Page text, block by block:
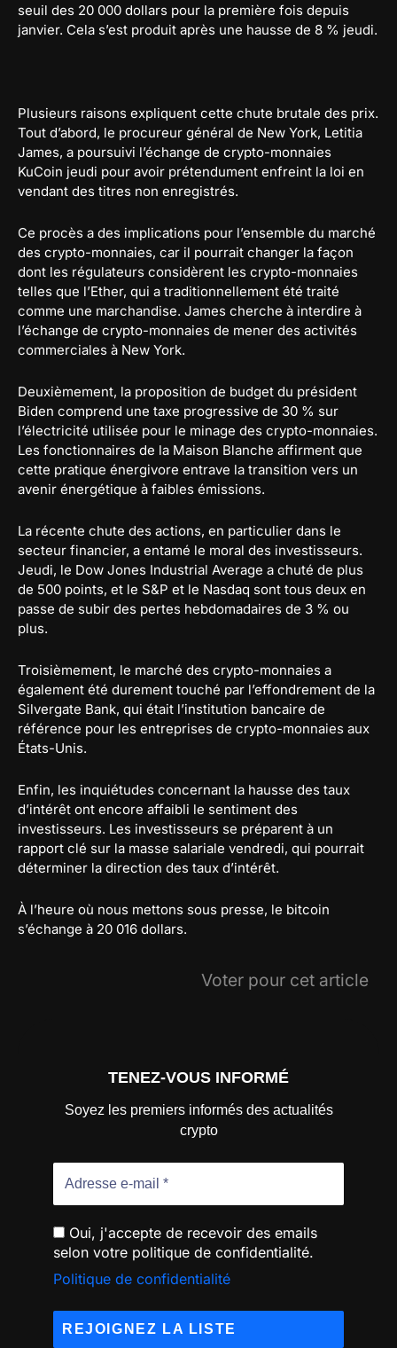
seuil des 20 000 dollars pour la première fois depuis
janvier. Cela s’est produit après une hausse de 8 % jeudi.
Plusieurs raisons expliquent cette chute brutale des prix.
Tout d’abord, le procureur général de New York, Letitia
James, a poursuivi l’échange de crypto-monnaies
KuCoin jeudi pour avoir prétendument enfreint la loi en
vendant des titres non enregistrés.
Ce procès a des implications pour l’ensemble du marché
des crypto-monnaies, car il pourrait changer la façon
dont les régulateurs considèrent les crypto-monnaies
telles que l’Ether, qui a traditionnellement été traité
comme une marchandise. James cherche à interdire à
l’échange de crypto-monnaies de mener des activités
commerciales à New York.
Deuxièmement, la proposition de budget du président
Biden comprend une taxe progressive de 30 % sur
l’électricité utilisée pour le minage des crypto-monnaies.
Les fonctionnaires de la Maison Blanche affirment que
cette pratique énergivore entrave la transition vers un
avenir énergétique à faibles émissions.
La récente chute des actions, en particulier dans le
secteur financier, a entamé le moral des investisseurs.
Jeudi, le Dow Jones Industrial Average a chuté de plus
de 500 points, et le S&P et le Nasdaq sont tous deux en
passe de subir des pertes hebdomadaires de 3 % ou
plus.
Troisièmement, le marché des crypto-monnaies a
également été durement touché par l’effondrement de la
Silvergate Bank, qui était l’institution bancaire de
référence pour les entreprises de crypto-monnaies aux
États-Unis.
Enfin, les inquiétudes concernant la hausse des taux
d’intérêt ont encore affaibli le sentiment des
investisseurs. Les investisseurs se préparent à un
rapport clé sur la masse salariale vendredi, qui pourrait
déterminer la direction des taux d’intérêt.
À l’heure où nous mettons sous presse, le bitcoin
s’échange à 20 016 dollars.
Voter pour cet article
TENEZ-VOUS INFORMÉ
Soyez les premiers informés des actualités
crypto
Oui, j'accepte de recevoir des emails
selon votre politique de confidentialité.
Politique de confidentialité